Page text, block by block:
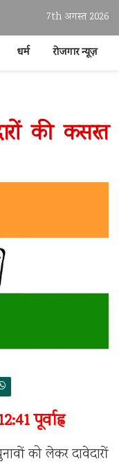
7th अगस्त 2026
धर्म रोजगार न्यूज़
की कसरत
पूर्वाह्न
को लेकर दावेदारों